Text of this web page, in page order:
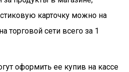
карточку можно на
торговой сети всего за 1
оформить ее купив на кассе